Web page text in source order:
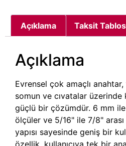
Açıklama Taksit
Açıklama
Evrensel çok amaçlı
somun ve cıvatalar
güçlü bir çözümdür. 6 mm
ölçüler ve 5/16" ile 7/8"
yapısı sayesinde geniş bir
özellik, kullanıcıya tek bir